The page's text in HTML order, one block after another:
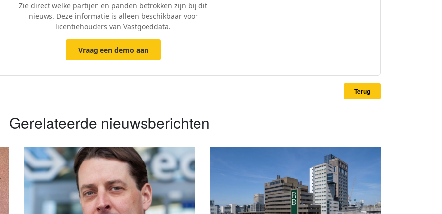
Zie direct welke partijen en panden betrokken zijn bij dit
nieuws. Deze informatie is alleen beschikbaar voor
licentiehouders van Vastgoeddata.
Vraag een demo aan
Terug
Gerelateerde nieuwsberichten